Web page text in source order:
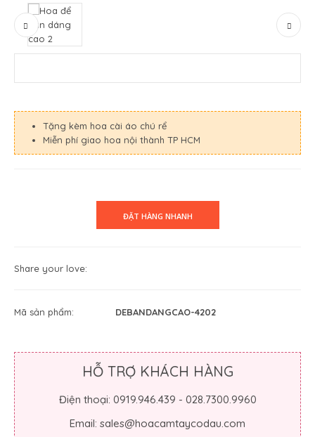
Tặng kèm hoa cài áo chú rể
Miễn phí giao hoa nội thành TP HCM
Share your love:
Mã sản phẩm: DEBANDANGCAO-4202
HỖ TRỢ KHÁCH HÀNG
Điện thoại: 0919.946.439 - 028.7300.9960
Email: sales@hoacamtaycodau.com